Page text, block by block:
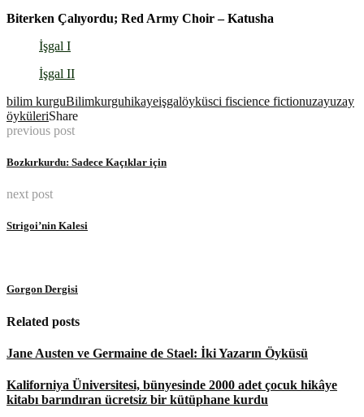
Biterken Çalıyordu; Red Army Choir – Katusha
İşgal I
İşgal II
bilim kurguBilimkurguhikayeişgalöyküsci fiscience fictionuzayuzay
öyküleriShare
previous post
Bozkırkurdu: Sadece Kaçıklar için
next post
Strigoi’nin Kalesi
Gorgon Dergisi
Related posts
Jane Austen ve Germaine de Stael: İki Yazarın Öyküsü
Kaliforniya Üniversitesi, bünyesinde 2000 adet çocuk hikâye
kitabı barındıran ücretsiz bir kütüphane kurdu